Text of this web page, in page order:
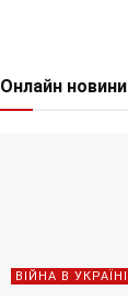
Онлайн новини
ВІЙНА В УКРАЇНІ